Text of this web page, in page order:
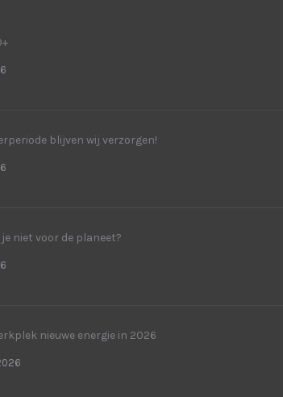
blijven wij verzorgen!
niet voor de planeet?
nieuwe energie in 2026